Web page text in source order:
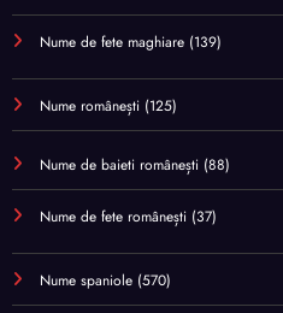
Nume de fete maghiare (139)
Nume românești (125)
Nume de baieti românești (88)
Nume de fete românești (37)
Nume spaniole (570)